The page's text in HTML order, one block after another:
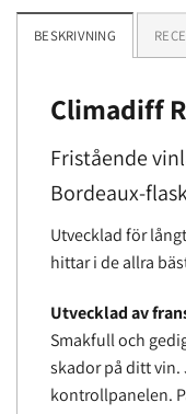
BESKRIVNING
Climadiff
Fristående
Bordeaux-
Utvecklad för
hittar i de allra
Utvecklad av
Smakfull och
skador på ditt vin.
kontrollpanelen.